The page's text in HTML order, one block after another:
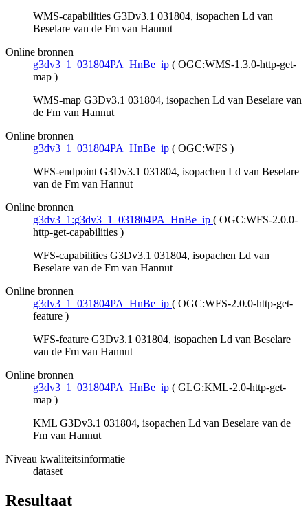
WMS-capabilities G3Dv3.1 031804, isopachen Ld van
Beselare van de Fm van Hannut
Online bronnen
g3dv3_1_031804PA_HnBe_ip ( OGC:WMS-1.3.0-http-get-
map )
WMS-map G3Dv3.1 031804, isopachen Ld van Beselare van
de Fm van Hannut
Online bronnen
g3dv3_1_031804PA_HnBe_ip ( OGC:WFS )
WFS-endpoint G3Dv3.1 031804, isopachen Ld van Beselare
van de Fm van Hannut
Online bronnen
g3dv3_1:g3dv3_1_031804PA_HnBe_ip ( OGC:WFS-2.0.0-
http-get-capabilities )
WFS-capabilities G3Dv3.1 031804, isopachen Ld van
Beselare van de Fm van Hannut
Online bronnen
g3dv3_1_031804PA_HnBe_ip ( OGC:WFS-2.0.0-http-get-
feature )
WFS-feature G3Dv3.1 031804, isopachen Ld van Beselare
van de Fm van Hannut
Online bronnen
g3dv3_1_031804PA_HnBe_ip ( GLG:KML-2.0-http-get-
map )
KML G3Dv3.1 031804, isopachen Ld van Beselare van de
Fm van Hannut
Niveau kwaliteitsinformatie
dataset
Resultaat